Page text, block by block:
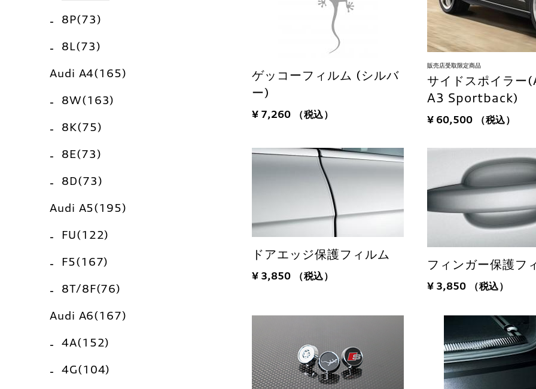
8P(73)
8L(73)
Audi A4(165)
8W(163)
8K(75)
8E(73)
8D(73)
Audi A5(195)
FU(122)
F5(167)
8T/8F(76)
Audi A6(167)
4A(152)
4G(104)
ゲッコーフィルム (シルバ
ー)
¥ 7,260 （税込）
販売店受取限定商品
サイドスポイラー
A3 Sportback)
¥ 60,500 （税込）
ドアエッジ保護フィルム
¥ 3,850 （税込）
フィンガー保護フ
¥ 3,850 （税込）